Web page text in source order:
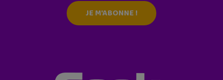
JE M'ABONNE !